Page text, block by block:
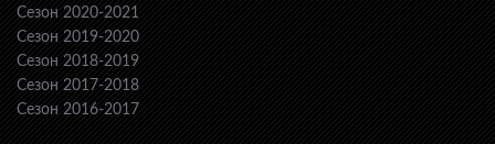
Сезон 2020-2021
Сезон 2019-2020
Сезон 2018-2019
Сезон 2017-2018
Сезон 2016-2017